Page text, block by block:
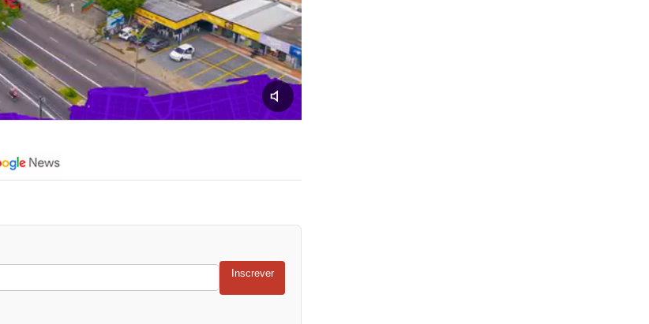
Inscrever